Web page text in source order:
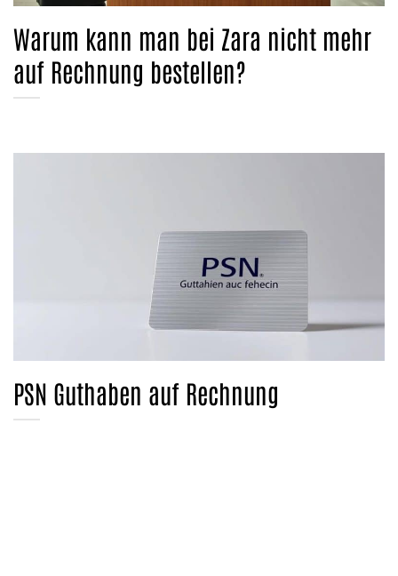
Warum kann man bei Zara nicht mehr
auf Rechnung bestellen?
PSN Guthaben auf Rechnung